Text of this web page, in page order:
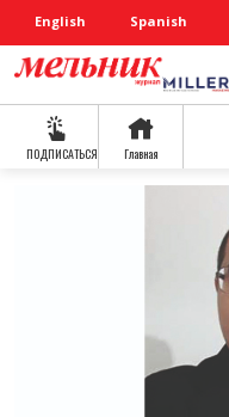
English Spanish
ПОДПИСАТЬСЯ Главная